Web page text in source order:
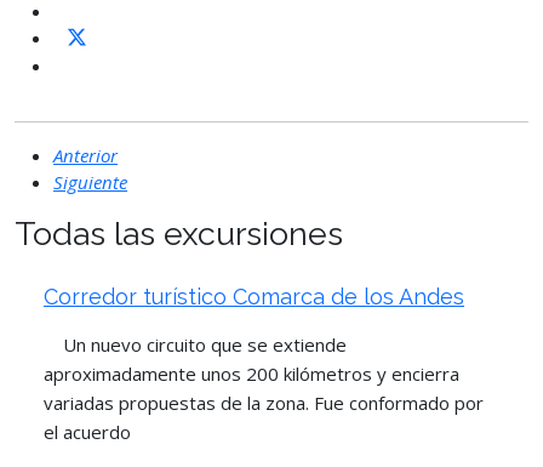
Anterior
Siguiente
Todas las excursiones
Corredor turístico Comarca de los Andes
Un nuevo circuito que se extiende
aproximadamente unos 200 kilómetros y encierra
variadas propuestas de la zona. Fue conformado por
el acuerdo